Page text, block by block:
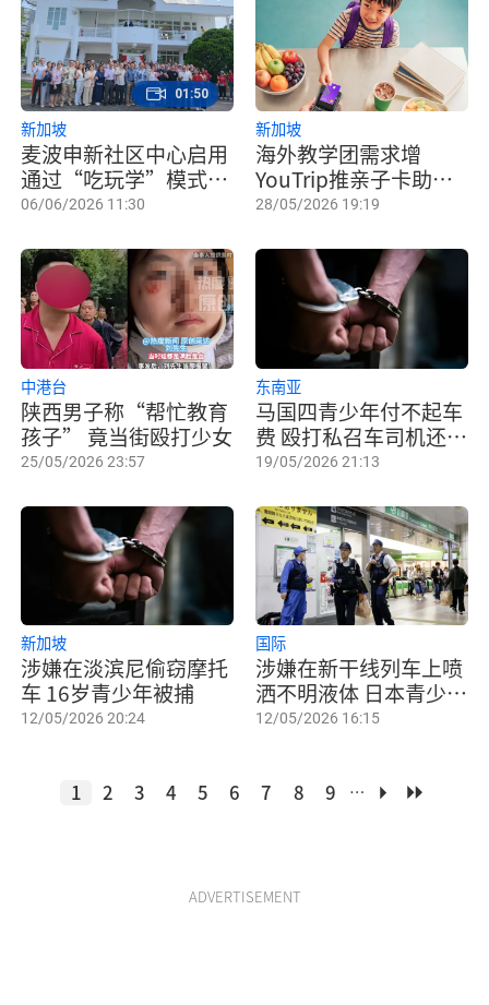
麦波申新社区中心启用
通过“吃玩学”模式支
援弱势儿童
新加坡
06/06/2026 11:30
01:50
海外教学团需求增
YouTrip推亲子卡助家
长监督孩子海外消费
新加坡
28/05/2026 19:19
陕西男子称“帮忙教育
孩子” 竟当街殴打少女
中港台
25/05/2026 23:57
马国四青少年付不起车
费 殴打私召车司机还勒
颈
东南亚
19/05/2026 21:13
涉嫌在淡滨尼偷窃摩托
车 16岁青少年被捕
新加坡
12/05/2026 20:24
涉嫌在新干线列车上喷
洒不明液体 日本青少年
落网
国际
12/05/2026 16:15
1 2 3 4 5 6 7 8 9 …
ADVERTISEMENT